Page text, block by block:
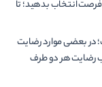
انتخاب بدهید؛ تا
در بعضی موارد رضایت
رضایت هر دو طرف